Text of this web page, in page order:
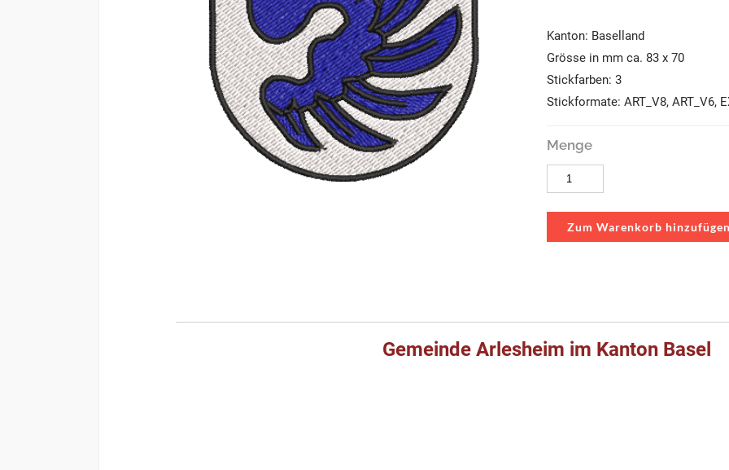
Kanton: Baselland
Grösse in mm ca. 83 x 70
Stickfarben: 3
Stickformate: ART_V8, ART_V6,
Menge
Zum Warenkorb
Gemeinde Arlesheim im Kanton Basel